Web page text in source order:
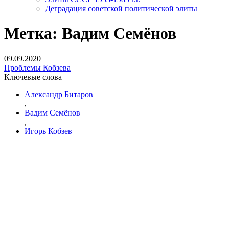
Деградация советской политической элиты
Метка: Вадим Семёнов
09.09.2020
Проблемы Кобзева
Ключевые слова
Александр Битаров
,
Вадим Семёнов
,
Игорь Кобзев